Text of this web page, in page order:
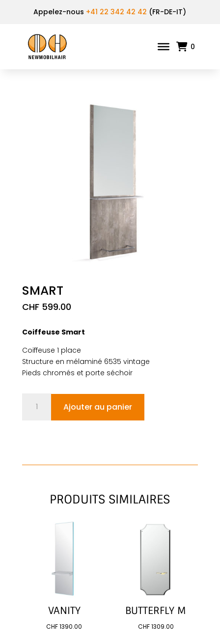
Appelez-nous +41 22 342 42 42 (FR-DE-IT)
0
SMART
CHF599.00
Coiffeuse Smart
Coiffeuse 1 place
Structure en mélaminé 6535 vintage
Pieds chromés et porte séchoir
Ajouter au panier
PRODUITS SIMILAIRES
VANITY
CHF1390.00
BUTTERFLY M
CHF1309.00